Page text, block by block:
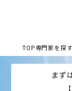
TOP専門家を探す
まず